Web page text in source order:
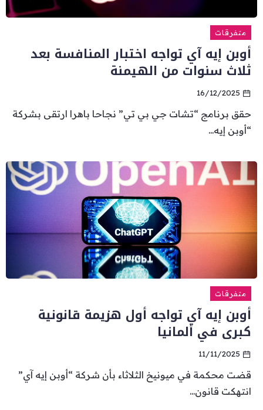
متفرقات
أوبن إيه آي تواجه اختبار المنافسة بعد
ثلاث سنوات من الهيمنة
16/12/2025
حقق برنامج “تشات جي بي تي” نجاحا باهرا ارتقى بشركة
“أوبن إيه...
متفرقات
أوبن إيه آي تواجه أول هزيمة قانونية
كبرى في ألمانيا
11/11/2025
قضت محكمة في ميونيخ الثلاثاء بأن شركة “أوبن إيه آي”
انتهكت قانون...